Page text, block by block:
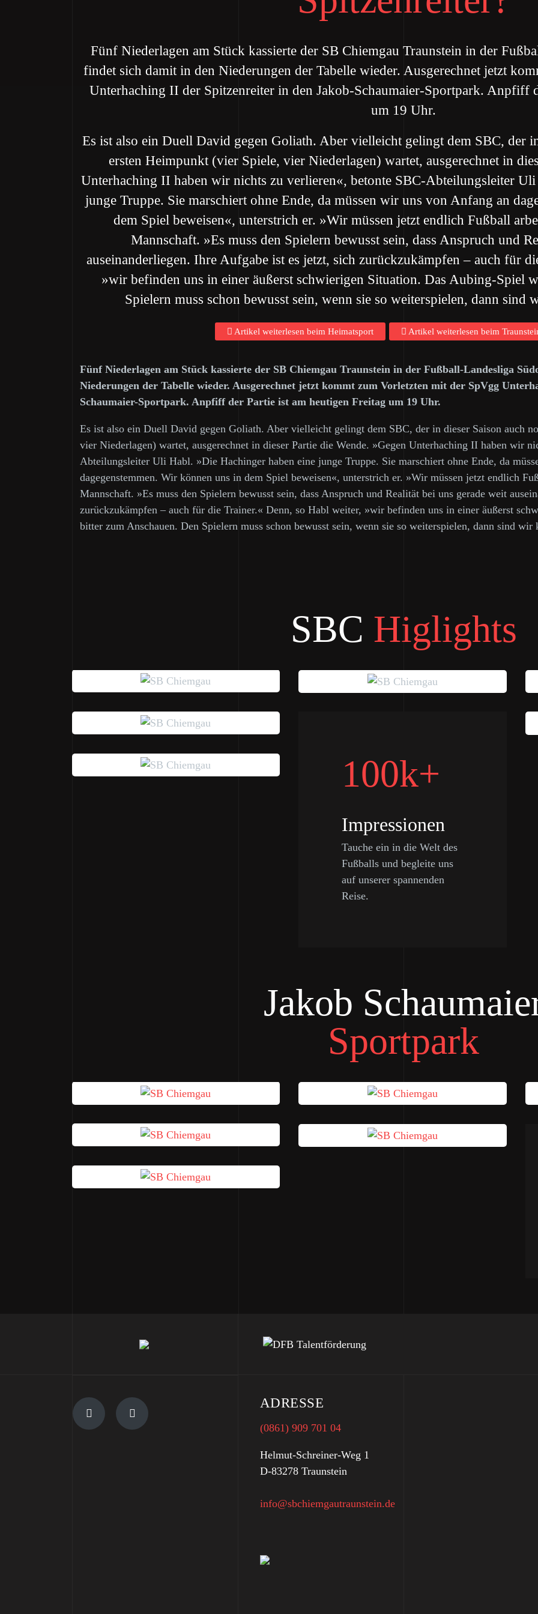
Fünf Niederlagen am Stück kassierte der SB Chiemgau Traunstein in der
findet sich damit in den Niederungen der Tabelle wieder. Ausgerechnet jetzt
Unterhaching II der Spitzenreiter in den Jakob-Schaumaier-Sportpark. Anpfiff
um 19 Uhr.
Es ist also ein Duell David gegen Goliath. Aber vielleicht gelingt dem SBC, der
ersten Heimpunkt (vier Spiele, vier Niederlagen) wartet, ausgerechnet in
Unterhaching II haben wir nichts zu verlieren«, betonte SBC-Abteilungsleiter
junge Truppe. Sie marschiert ohne Ende, da müssen wir uns von Anfang an
dem Spiel beweisen«, unterstrich er. »Wir müssen jetzt endlich Fußball
Mannschaft. »Es muss den Spielern bewusst sein, dass Anspruch und
auseinanderliegen. Ihre Aufgabe ist es jetzt, sich zurückzukämpfen – auch für
»wir befinden uns in einer äußerst schwierigen Situation. Das Aubing-Spiel
Spielern muss schon bewusst sein, wenn sie so weiterspielen, dann sind
Artikel weiterlesen beim Heimatsport Artikel weiterlesen beim
Fünf Niederlagen am Stück kassierte der SB Chiemgau Traunstein in der Fußball-Landesliga
Niederungen der Tabelle wieder. Ausgerechnet jetzt kommt zum Vorletzten mit der SpVgg
Schaumaier-Sportpark. Anpfiff der Partie ist am heutigen Freitag um 19 Uhr.
Es ist also ein Duell David gegen Goliath. Aber vielleicht gelingt dem SBC, der in dieser Saison auch
vier Niederlagen) wartet, ausgerechnet in dieser Partie die Wende. »Gegen Unterhaching II haben wir
Abteilungsleiter Uli Habl. »Die Hachinger haben eine junge Truppe. Sie marschiert ohne Ende, da
dagegenstemmen. Wir können uns in dem Spiel beweisen«, unterstrich er. »Wir müssen jetzt endlich
Mannschaft. »Es muss den Spielern bewusst sein, dass Anspruch und Realität bei uns gerade weit
zurückzukämpfen – auch für die Trainer.« Denn, so Habl weiter, »wir befinden uns in einer äußerst
bitter zum Anschauen. Den Spielern muss schon bewusst sein, wenn sie so weiterspielen, dann sind
SBC Higlights
100k+
Impressionen
Tauche ein in die Welt des
Fußballs und begleite uns
auf unserer spannenden
Reise.
Jakob
Sportpark
ADRESSE
(0861) 909 701 04
Helmut-Schreiner-Weg 1
D-83278 Traunstein
info@sbchiemgautraunstein.de